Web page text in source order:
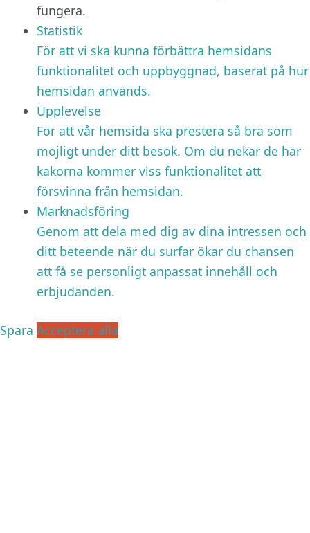
fungera.
Statistik
För att vi ska kunna förbättra hemsidans
funktionalitet och uppbyggnad, baserat på hur
hemsidan används.
Upplevelse
För att vår hemsida ska prestera så bra som
möjligt under ditt besök. Om du nekar de här
kakorna kommer viss funktionalitet att
försvinna från hemsidan.
Marknadsföring
Genom att dela med dig av dina intressen och
ditt beteende när du surfar ökar du chansen
att få se personligt anpassat innehåll och
erbjudanden.
Spara Acceptera alla